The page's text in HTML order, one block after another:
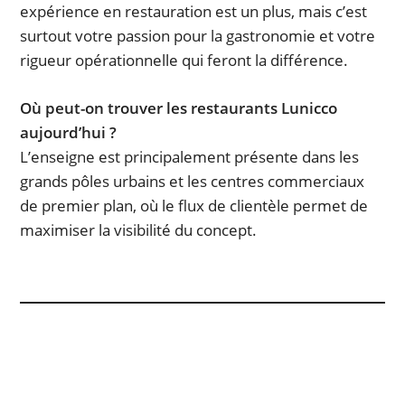
expérience en restauration est un plus, mais c’est
surtout votre passion pour la gastronomie et votre
rigueur opérationnelle qui feront la différence.
Où peut-on trouver les restaurants Lunicco
aujourd’hui ?
L’enseigne est principalement présente dans les
grands pôles urbains et les centres commerciaux
de premier plan, où le flux de clientèle permet de
maximiser la visibilité du concept.